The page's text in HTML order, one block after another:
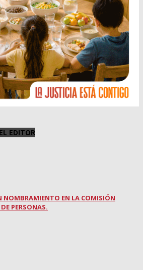
EDITOR
NOMBRAMIENTO EN LA COMISIÓN
PERSONAS.